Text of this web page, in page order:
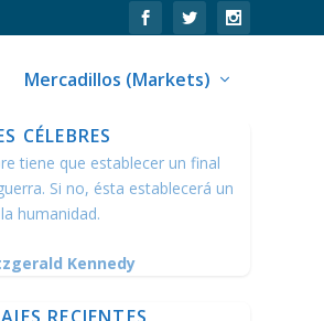
Mercadillos (Markets)
CÉLEBRES
tiene que establecer un final
Si no, ésta establecerá un
humanidad.
Kennedy